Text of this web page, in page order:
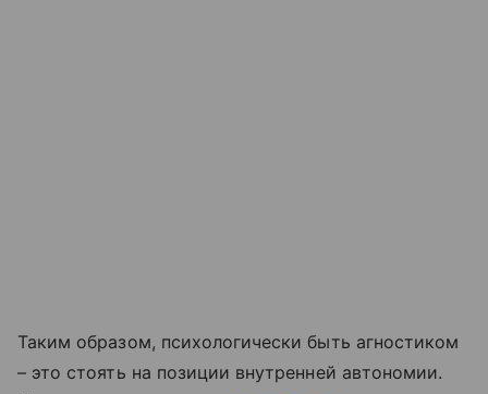
Таким образом, психологически быть агностиком
– это стоять на позиции внутренней автономии.